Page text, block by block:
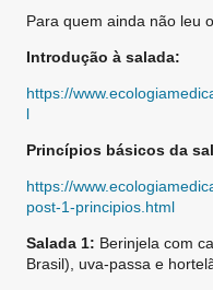
Para quem ainda não leu
Introdução à salada:
https://
l
Princípios básicos da
https://
post-1-principios.html
Salada 1: Berinjela com
Brasil), uva-passa e